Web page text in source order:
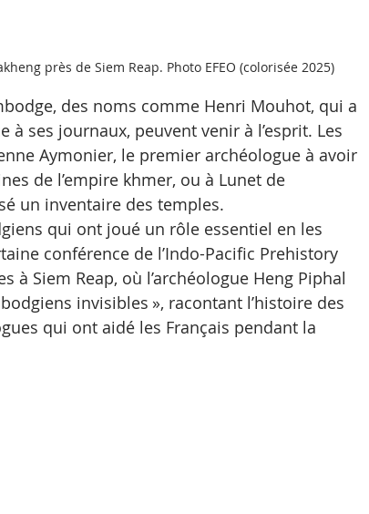
près de Siem Reap. Photo EFEO (colorisée 2025)
des noms comme Henri Mouhot, qui a
ses journaux, peuvent venir à l’esprit. Les
Aymonier, le premier archéologue à avoir
de l’empire khmer, ou à Lunet de
un inventaire des temples.
qui ont joué un rôle essentiel en les
conférence de l’Indo-Pacific Prehistory
à Siem Reap, où l’archéologue Heng Piphal
invisibles », racontant l’histoire des
qui ont aidé les Français pendant la